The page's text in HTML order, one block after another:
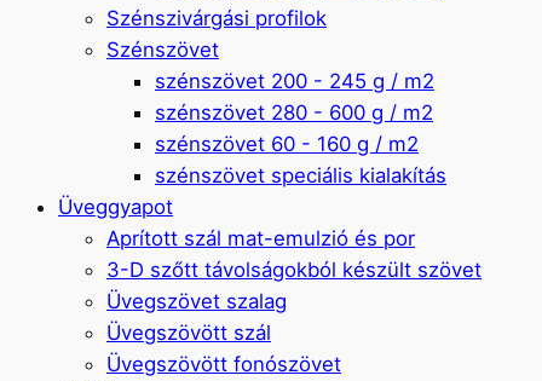
Szénszivárgási profilok
Szénszövet
szénszövet 200 - 245 g / m2
szénszövet 280 - 600 g / m2
szénszövet 60 - 160 g / m2
szénszövet speciális kialakítás
Üveggyapot
Aprított szál mat-emulzió és por
3-D szőtt távolságokból készült szövet
Üvegszövet szalag
Üvegszövött szál
Üvegszövött fonószövet